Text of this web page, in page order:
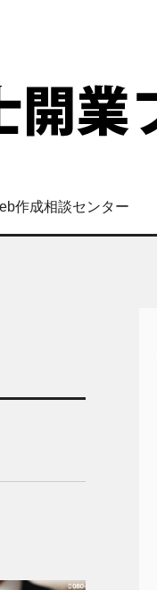
作成相談センター